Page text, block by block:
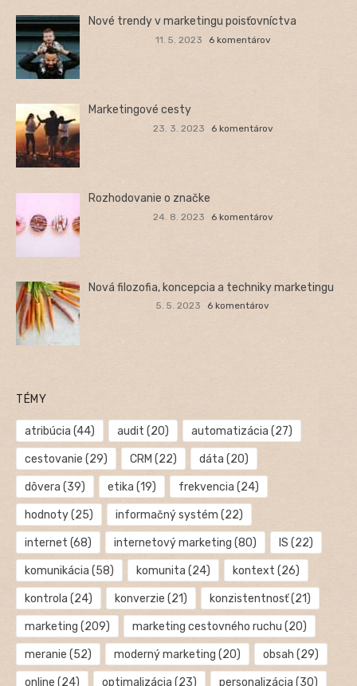
Nové trendy v marketingu poisťovníctva
11. 5. 2023 6 komentárov
Marketingové cesty
23. 3. 2023 6 komentárov
Rozhodovanie o značke
24. 8. 2023 6 komentárov
Nová filozofia, koncepcia a techniky marketingu
5. 5. 2023 6 komentárov
TÉMY
atribúcia (44) audit (20) automatizácia (27)
cestovanie (29) CRM (22) dáta (20)
dôvera (39) etika (19) frekvencia (24)
hodnoty(25) informačný systém (22)
internet (68) internetový marketing (80) IS (22)
komunikácia (58) komunita (24) kontext (26)
kontrola (24) konverzie (21) konzistentnosť(21)
marketing (209) marketing cestovného ruchu (20)
meranie (52) moderný marketing (20) obsah (29)
online (24) optimalizácia (23) personalizácia (30)